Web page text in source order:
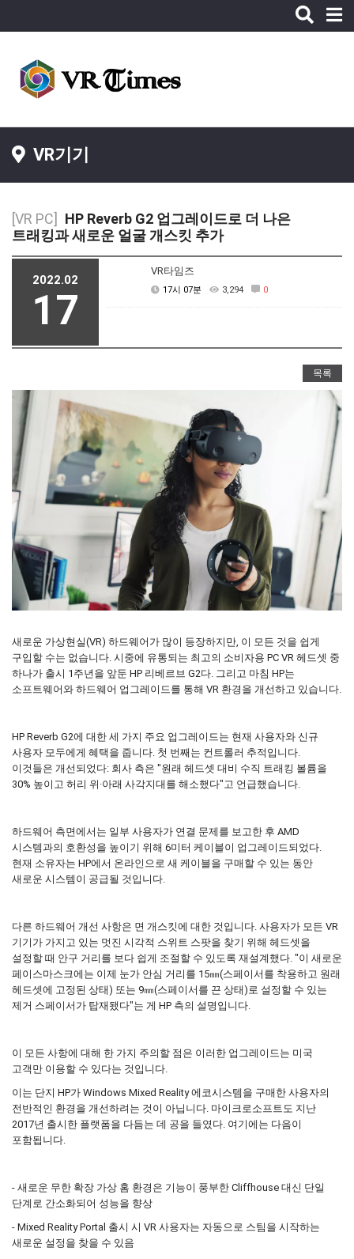
Toggle
VR기기
[VR PC]
HP Reverb G2 업그레이드로 더 나은
트래킹과 새로운 얼굴 개스킷 추가
2022.02
17
VR타임즈
17시 07분 3,294 0
목록
새로운 가상현실(VR) 하드웨어가 많이 등장하지만, 이 모든 것을 쉽게
구입할 수는 없습니다. 시중에 유통되는 최고의 소비자용 PC VR 헤드셋 중
하나가 출시 1주년을 앞둔 HP 리베르브 G2다. 그리고 마침 HP는
소프트웨어와 하드웨어 업그레이드를 통해 VR 환경을 개선하고 있습니다.
HP Reverb G2에 대한 세 가지 주요 업그레이드는 현재 사용자와 신규
사용자 모두에게 혜택을 줍니다. 첫 번째는 컨트롤러 추적입니다.
이것들은 개선되었다: 회사 측은 "원래 헤드셋 대비 수직 트래킹 볼륨을
30% 높이고 허리 위·아래 사각지대를 해소했다"고 언급했습니다.
하드웨어 측면에서는 일부 사용자가 연결 문제를 보고한 후 AMD
시스템과의 호환성을 높이기 위해 6미터 케이블이 업그레이드되었다.
현재 소유자는 HP에서 온라인으로 새 케이블을 구매할 수 있는 동안
새로운 시스템이 공급될 것입니다.
다른 하드웨어 개선 사항은 면 개스킷에 대한 것입니다. 사용자가 모든 VR
기기가 가지고 있는 멋진 시각적 스위트 스팟을 찾기 위해 헤드셋을
설정할 때 안구 거리를 보다 쉽게 조절할 수 있도록 재설계했다. "이 새로운
페이스마스크에는 이제 눈가 안심 거리를 15㎜(스페이서를 착용하고 원래
헤드셋에 고정된 상태) 또는 9㎜(스페이서를 끈 상태)로 설정할 수 있는
제거 스페이서가 탑재됐다"는 게 HP 측의 설명입니다.
이 모든 사항에 대해 한 가지 주의할 점은 이러한 업그레이드는 미국
고객만 이용할 수 있다는 것입니다.
이는 단지 HP가 Windows Mixed Reality 에코시스템을 구매한 사용자의
전반적인 환경을 개선하려는 것이 아닙니다. 마이크로소프트도 지난
2017년 출시한 플랫폼을 다듬는 데 공을 들였다. 여기에는 다음이
포함됩니다.
- 새로운 무한 확장 가상 홈 환경은 기능이 풍부한 Cliffhouse 대신 단일
단계로 간소화되어 성능을 향상
- Mixed Reality Portal 출시 시 VR 사용자는 자동으로 스팀을 시작하는
새로운 설정을 찾을 수 있음